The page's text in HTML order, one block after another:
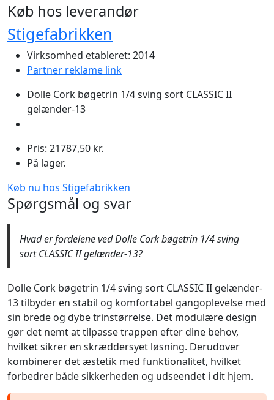
Køb hos leverandør
Stigefabrikken
Virksomhed etableret: 2014
Partner reklame link
Dolle Cork bøgetrin 1/4 sving sort CLASSIC II
gelænder-13
Pris: 21787,50 kr.
På lager.
Køb nu hos Stigefabrikken
Spørgsmål og svar
Hvad er fordelene ved Dolle Cork bøgetrin 1/4 sving
sort CLASSIC II gelænder-13?
Dolle Cork bøgetrin 1/4 sving sort CLASSIC II gelænder-
13 tilbyder en stabil og komfortabel gangoplevelse med
sin brede og dybe trinstørrelse. Det modulære design
gør det nemt at tilpasse trappen efter dine behov,
hvilket sikrer en skræddersyet løsning. Derudover
kombinerer det æstetik med funktionalitet, hvilket
forbedrer både sikkerheden og udseendet i dit hjem.